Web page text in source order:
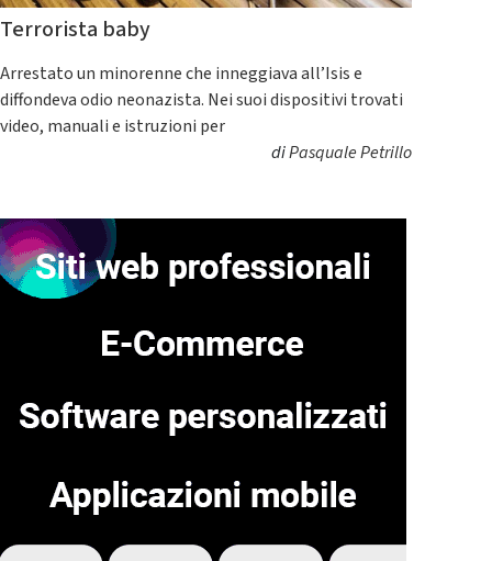
Terrorista baby
Arrestato un minorenne che inneggiava all’Isis e
diffondeva odio neonazista. Nei suoi dispositivi trovati
video, manuali e istruzioni per
diPasquale Petrillo